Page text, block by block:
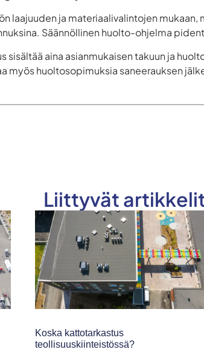
laajuuden ja materiaalivalintojen mukaan,
Säännöllinen huolto-ohjelma
aina asianmukaisen takuun ja
myös huoltosopimuksia saneerauksen
Liittyvät
Koska kattotarkastus
teollisuuskiinteistössä?